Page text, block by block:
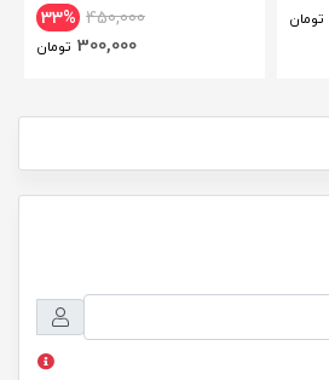
تومان 33% 450,000
300,000 تومان